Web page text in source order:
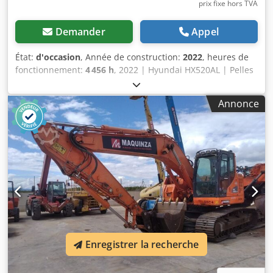
prix fixe hors TVA
Demander Appel
État: d'occasion, Année de construction: 2022, heures de
fonctionnement: 4 456 h, 2022 | Hyundai HX520AL | Pelles
à chenilles d'occasion | 4456 heures Dcsdpsza E N Ajfx
Amhsk 📍Localisation : Allemagne 🚛 Livraison possible à
votre adresse – Utilisez notre calculateur de frais de port
pour estimer les coûts de transport ! 💰 Achetez
maintenant pour 159 000 EUR ou faites une offre.
Paiement à la livraison possible moyennant des frais
abordables (sous réserve d'approbation)* 👷‍♂️ Inspecté par
un expert indépendant 59 points d'inspection :
55 approuvés ✅, 3 incomplets ℹ️, 1 point nécessitant une
intervention ⚠️ 📌 Commentaire de l'inspecteur : LE PRIX DE
L'ENGIN NE COMPREND PAS LE BRISSEUR, LA GODILLE NI
LE SYSTÈME DE CHANGER RAPIDE OILQUICK. LE SYSTÈME
OILQUICK ET UNE GODILLE SONT DISPONIBLES AVEC UN
SUPPLÉMENT. LA PINCE N'EST PAS À VENDRE. La machine
est en bon état et entièrement fonctionnelle. Il y a un léger
Annonce
Enregistrer la recherche